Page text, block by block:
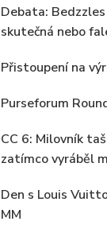
Debata:
skutečná nebo
Přistoupení na
Purseforum
CC 6: Milovník
zatímco vyráběl
Den s Louis
MM